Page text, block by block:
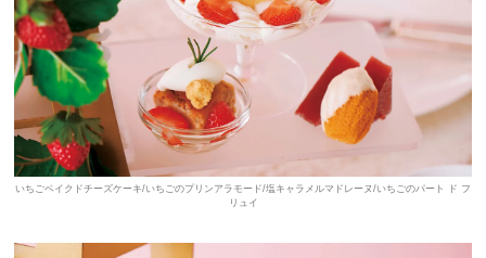
いちごベイクドチーズケーキ/いちごのプリンアラモード/塩キャラメルマドレーヌ/いちごのパート ド フ
リュイ